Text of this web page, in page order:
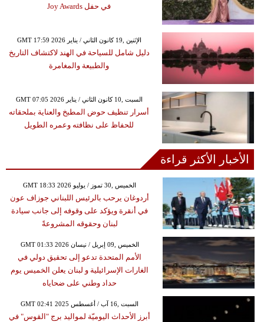
في حفل Joy Awards
GMT 17:59 2026 الإثنين ,19 كانون الثاني / يناير
دليل شامل للسياحة في الهند لاكتشاف التاريخ
والطبيعة والمغامرة
GMT 07:05 2026 السبت ,10 كانون الثاني / يناير
أسرار تنظيف حوض المطبخ والعناية بملحقاته
للحفاظ على نظافته وعمره الطويل
الأخبار الأكثر قراءة
GMT 18:33 2026 الخميس ,30 تموز / يوليو
أردوغان يرحب بالرئيس اللبناني جوزاف عون
في أنقرة ويؤكد على وقوفه إلى جانب سيادة
لبنان وحقوقه المشروعةً
GMT 01:33 2026 الخميس ,09 إبريل / نيسان
الأمم المتحدة تدعو إلى تحقيق دولي في
الغارات الإسرائيلية و لبنان يعلن الخميس يوم
حداد وطني على ضحاياه
GMT 02:41 2025 السبت ,16 آب / أغسطس
أبرز الأحداث اليوميّة لمواليد برج "القوس" في